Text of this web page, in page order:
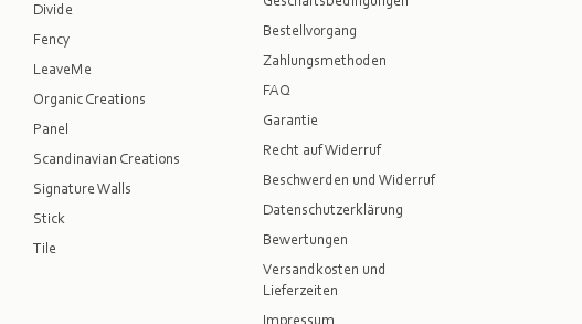
Divide
Fency
LeaveMe
Organic Creations
Panel
Scandinavian Creations
Signature Walls
Stick
Tile
Bestellvorgang
Zahlungsmethoden
FAQ
Garantie
Recht auf Widerruf
Beschwerden und Widerruf
Datenschutzerklärung
Bewertungen
Versandkosten und
Lieferzeiten
Impressum